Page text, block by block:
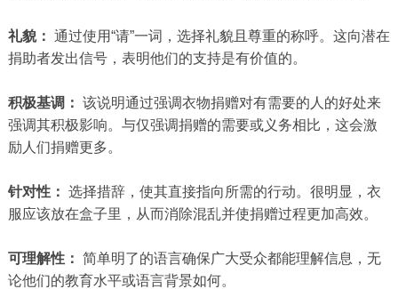
礼貌： 通过使用“请”一词，选择礼貌且尊重的称呼。这向潜在
捐助者发出信号，表明他们的支持是有价值的。
积极基调： 该说明通过强调衣物捐赠对有需要的人的好处来
强调其积极影响。与仅强调捐赠的需要或义务相比，这会激
励人们捐赠更多。
针对性： 选择措辞，使其直接指向所需的行动。很明显，衣
服应该放在盒子里，从而消除混乱并使捐赠过程更加高效。
可理解性： 简单明了的语言确保广大受众都能理解信息，无
论他们的教育水平或语言背景如何。